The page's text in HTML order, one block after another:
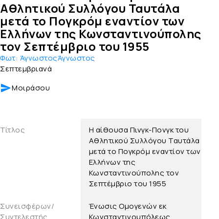
Αθλητικού Συλλόγου Ταυτάλα
μετά το Πογκρόμ εναντίον των
Ελλήνων της Κωνσταντινούπολης
τον Σεπτέμβριο του 1955
Φωτ: ΆγνωστοςΆγνωστος
Σεπτεμβριανά
Μοιράσου
Τίτλος
Η αίθουσα Πινγκ-Πονγκ του
Αθλητικού Συλλόγου Ταυτάλα
μετά το Πογκρόμ εναντίον των
Ελλήνων της
Κωνσταντινούπολης τον
Σεπτέμβριο του 1955
Συνεισφέρων/
Συντελεστής
Ένωσις Ομογενών εκ
Κωνσταντινουπόλεως